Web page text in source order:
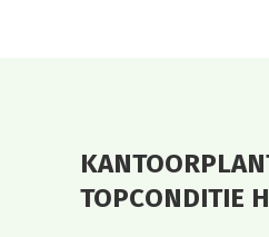
TOPCONDITIE